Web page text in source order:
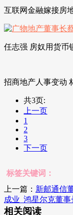
互联网金融嫁接房
任志强 房奴用货币
招商地产人事变动
共3页:
上一页
1
2
3
下一页
标签关键词：
上一篇： 新邮通信
成业_鸿星尔克董事
相关阅读